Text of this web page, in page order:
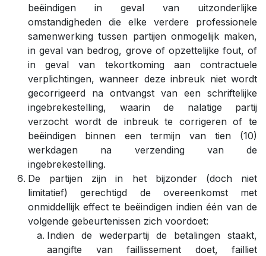
beëindigen in geval van uitzonderlijke
omstandigheden die elke verdere professionele
samenwerking tussen partijen onmogelijk maken,
in geval van bedrog, grove of opzettelijke fout, of
in geval van tekortkoming aan contractuele
verplichtingen, wanneer deze inbreuk niet wordt
gecorrigeerd na ontvangst van een schriftelijke
ingebrekestelling, waarin de nalatige partij
verzocht wordt de inbreuk te corrigeren of te
beëindigen binnen een termijn van tien (10)
werkdagen na verzending van de
ingebrekestelling.
De partijen zijn in het bijzonder (doch niet
limitatief) gerechtigd de overeenkomst met
onmiddellijk effect te beëindigen indien één van de
volgende gebeurtenissen zich voordoet:
Indien de wederpartij de betalingen staakt,
aangifte van faillissement doet, failliet